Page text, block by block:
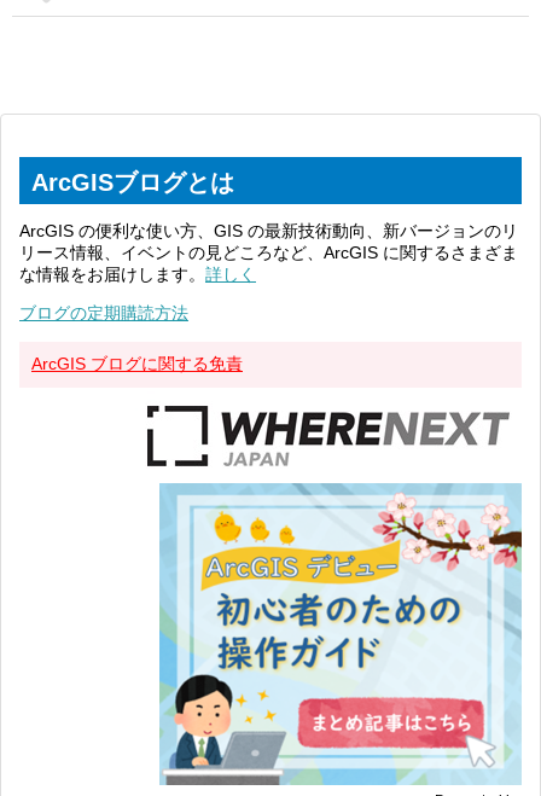
ArcGISブログとは
ArcGIS の便利な使い方、GIS の最新技術動向、新バージョンのリ
リース情報、イベントの見どころなど、ArcGIS に関するさまざま
な情報をお届けします。 詳しく
ブログの定期購読方法
ArcGIS ブログに関する免責